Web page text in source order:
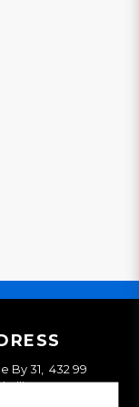
du söker i
kontakta oss. Vi
och beställa hem
fortsätta köra
By 31, 432 99